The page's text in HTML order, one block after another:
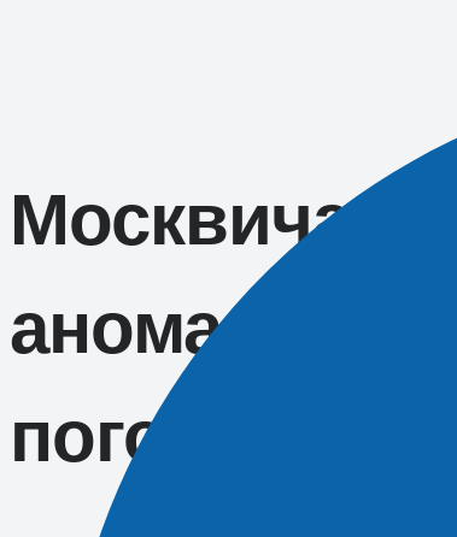
Москвичам
аномально
погоду 1